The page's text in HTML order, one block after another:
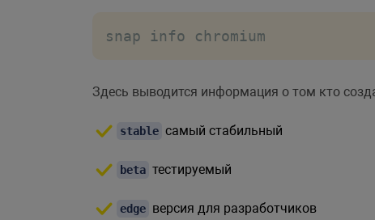
snap info chromium
Здесь выводится информация о том кто
stable самый стабильный
beta тестируемый
edge версия для разработчиков